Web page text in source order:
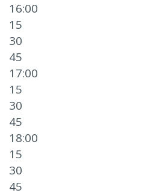
16:00
15
30
45
17:00
15
30
45
18:00
15
30
45